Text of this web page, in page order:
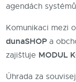
agendách
Komunikaci mezi
dunaSHOP a
zajišťuje MODUL
Úhrada za